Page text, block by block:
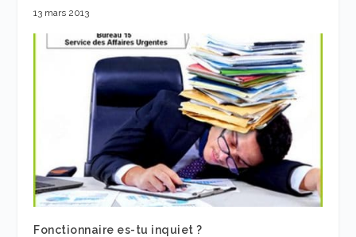
13 mars 2013
Fonctionnaire es-tu inquiet ?